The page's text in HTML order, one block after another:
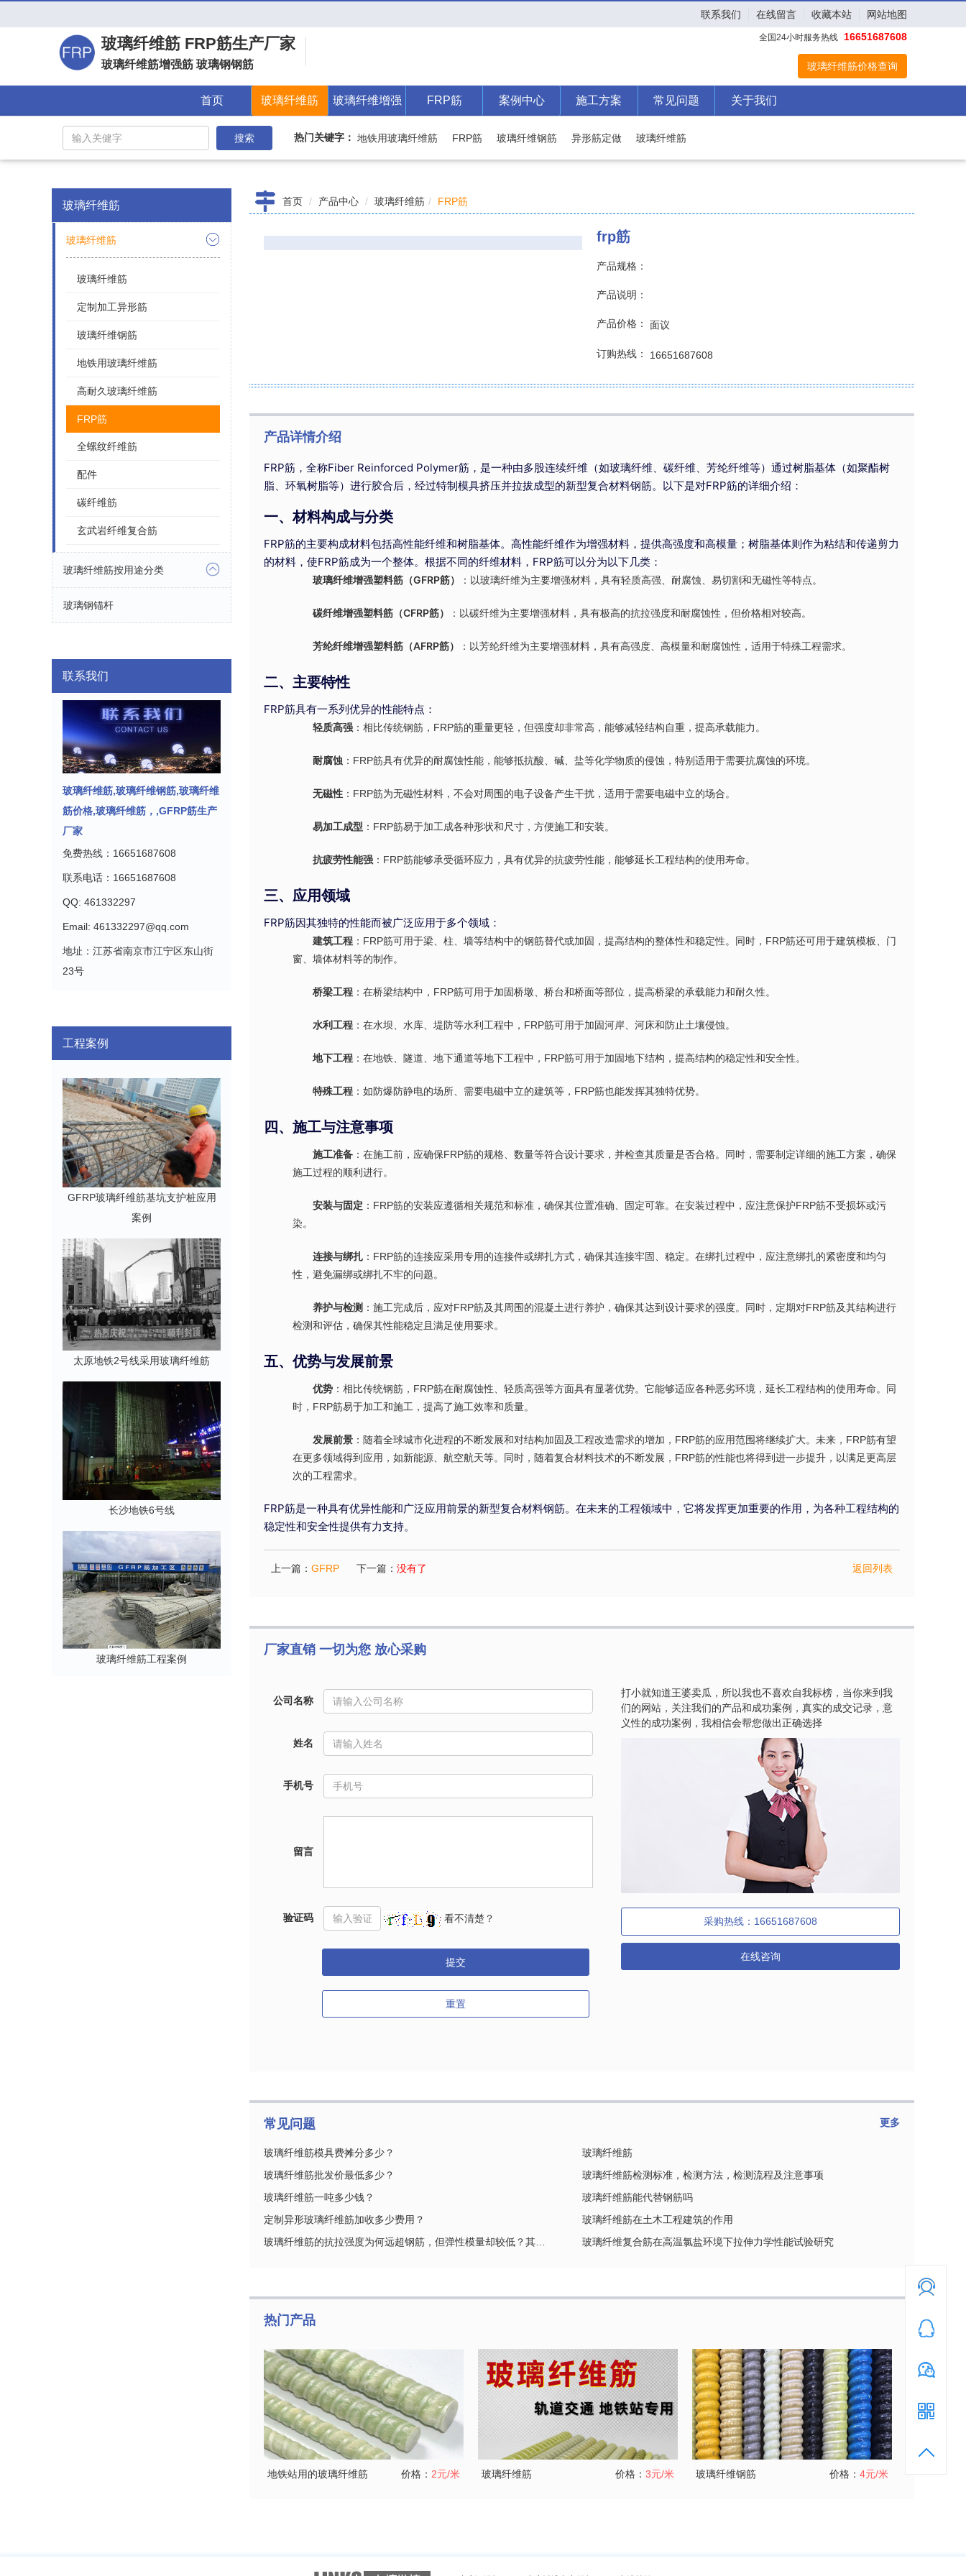
联系我们 在线留言 收藏本站 网站地图
玻璃纤维筋 FRP筋生产厂家
玻璃纤维筋增强筋 玻璃钢钢筋
全国24小时服务热线 16651687608
玻璃纤维筋价格查询
首页 玻璃纤维筋 玻璃纤维增强
筋
FRP筋 案例中心 施工方案 常见问题 关于我们
搜索 热门关键字： 地铁用玻璃纤维筋 FRP筋 玻璃纤维钢筋 异形筋定做 玻璃纤维筋
玻璃纤维筋
玻璃纤维筋
玻璃纤维筋
定制加工异形筋
玻璃纤维钢筋
地铁用玻璃纤维筋
高耐久玻璃纤维筋
FRP筋
全螺纹纤维筋
配件
碳纤维筋
玄武岩纤维复合筋
玻璃纤维筋按用途分类
玻璃钢锚杆
联系我们
玻璃纤维筋,玻璃纤维钢筋,玻璃纤维
筋价格,玻璃纤维筋，,GFRP筋生产
厂家
免费热线：16651687608
联系电话：16651687608
QQ: 461332297
Email: 461332297@qq.com
地址：江苏省南京市江宁区东山街
23号
工程案例
GFRP玻璃纤维筋基坑支护桩应用
案例
太原地铁2号线采用玻璃纤维筋
长沙地铁6号线
玻璃纤维筋工程案例
首页 产品中心 玻璃纤维筋 FRP筋
frp筋
产品规格：
产品说明：
产品价格： 面议
订购热线： 16651687608
产品详情介绍
FRP筋，全称Fiber Reinforced Polymer筋，是一种由多股连续纤维（如玻璃纤维、碳纤维、芳纶纤维等）通过树脂基体（如聚酯树
脂、环氧树脂等）进行胶合后，经过特制模具挤压并拉拔成型的新型复合材料钢筋。以下是对FRP筋的详细介绍：
一、材料构成与分类
FRP筋的主要构成材料包括高性能纤维和树脂基体。高性能纤维作为增强材料，提供高强度和高模量；树脂基体则作为粘结和传递剪力
的材料，使FRP筋成为一个整体。根据不同的纤维材料，FRP筋可以分为以下几类：
玻璃纤维增强塑料筋（GFRP筋） ：以玻璃纤维为主要增强材料，具有轻质高强、耐腐蚀、易切割和无磁性等特点。
碳纤维增强塑料筋（CFRP筋） ：以碳纤维为主要增强材料，具有极高的抗拉强度和耐腐蚀性，但价格相对较高。
芳纶纤维增强塑料筋（AFRP筋） ：以芳纶纤维为主要增强材料，具有高强度、高模量和耐腐蚀性，适用于特殊工程需求。
二、主要特性
FRP筋具有一系列优异的性能特点：
轻质高强 ：相比传统钢筋，FRP筋的重量更轻，但强度却非常高，能够减轻结构自重，提高承载能力。
耐腐蚀 ：FRP筋具有优异的耐腐蚀性能，能够抵抗酸、碱、盐等化学物质的侵蚀，特别适用于需要抗腐蚀的环境。
无磁性 ：FRP筋为无磁性材料，不会对周围的电子设备产生干扰，适用于需要电磁中立的场合。
易加工成型 ：FRP筋易于加工成各种形状和尺寸，方便施工和安装。
抗疲劳性能强 ：FRP筋能够承受循环应力，具有优异的抗疲劳性能，能够延长工程结构的使用寿命。
三、应用领域
FRP筋因其独特的性能而被广泛应用于多个领域：
建筑工程 ：FRP筋可用于梁、柱、墙等结构中的钢筋替代或加固，提高结构的整体性和稳定性。同时，FRP筋还可用于建筑模板、门
窗、墙体材料等的制作。
桥梁工程 ：在桥梁结构中，FRP筋可用于加固桥墩、桥台和桥面等部位，提高桥梁的承载能力和耐久性。
水利工程 ：在水坝、水库、堤防等水利工程中，FRP筋可用于加固河岸、河床和防止土壤侵蚀。
地下工程 ：在地铁、隧道、地下通道等地下工程中，FRP筋可用于加固地下结构，提高结构的稳定性和安全性。
特殊工程 ：如防爆防静电的场所、需要电磁中立的建筑等，FRP筋也能发挥其独特优势。
四、施工与注意事项
施工准备 ：在施工前，应确保FRP筋的规格、数量等符合设计要求，并检查其质量是否合格。同时，需要制定详细的施工方案，确保
施工过程的顺利进行。
安装与固定 ：FRP筋的安装应遵循相关规范和标准，确保其位置准确、固定可靠。在安装过程中，应注意保护FRP筋不受损坏或污
染。
连接与绑扎 ：FRP筋的连接应采用专用的连接件或绑扎方式，确保其连接牢固、稳定。在绑扎过程中，应注意绑扎的紧密度和均匀
性，避免漏绑或绑扎不牢的问题。
养护与检测 ：施工完成后，应对FRP筋及其周围的混凝土进行养护，确保其达到设计要求的强度。同时，定期对FRP筋及其结构进行
检测和评估，确保其性能稳定且满足使用要求。
五、优势与发展前景
优势 ：相比传统钢筋，FRP筋在耐腐蚀性、轻质高强等方面具有显著优势。它能够适应各种恶劣环境，延长工程结构的使用寿命。同
时，FRP筋易于加工和施工，提高了施工效率和质量。
发展前景 ：随着全球城市化进程的不断发展和对结构加固及工程改造需求的增加，FRP筋的应用范围将继续扩大。未来，FRP筋有望
在更多领域得到应用，如新能源、航空航天等。同时，随着复合材料技术的不断发展，FRP筋的性能也将得到进一步提升，以满足更高层
次的工程需求。
FRP筋是一种具有优异性能和广泛应用前景的新型复合材料钢筋。在未来的工程领域中，它将发挥更加重要的作用，为各种工程结构的
稳定性和安全性提供有力支持。
上一篇： GFRP 下一篇： 没有了 返回列表
厂家直销 一切为您 放心采购
公司名称
姓名
手机号
留言
验证码 看不清楚？
提交
重置
打小就知道王婆卖瓜，所以我也不喜欢自我标榜，当你来到我
们的网站，关注我们的产品和成功案例，真实的成交记录，意
义性的成功案例，我相信会帮您做出正确选择
采购热线：16651687608
在线咨询
常见问题 更多
玻璃纤维筋模具费摊分多少？
玻璃纤维筋批发价最低多少？
玻璃纤维筋一吨多少钱？
定制异形玻璃纤维筋加收多少费用？
玻璃纤维筋
玻璃纤维筋检测标准，检测方法，检测流程及注意事项
玻璃纤维筋能代替钢筋吗
玻璃纤维筋在土木工程建筑的作用
玻璃纤维复合筋在高温氯盐环境下拉伸力学性能试验研究
热门产品
地铁站用的玻璃纤维筋 价格： 2元/米 玻璃纤维筋 价格：3元/米 玻璃纤维钢筋 价格：4元/米